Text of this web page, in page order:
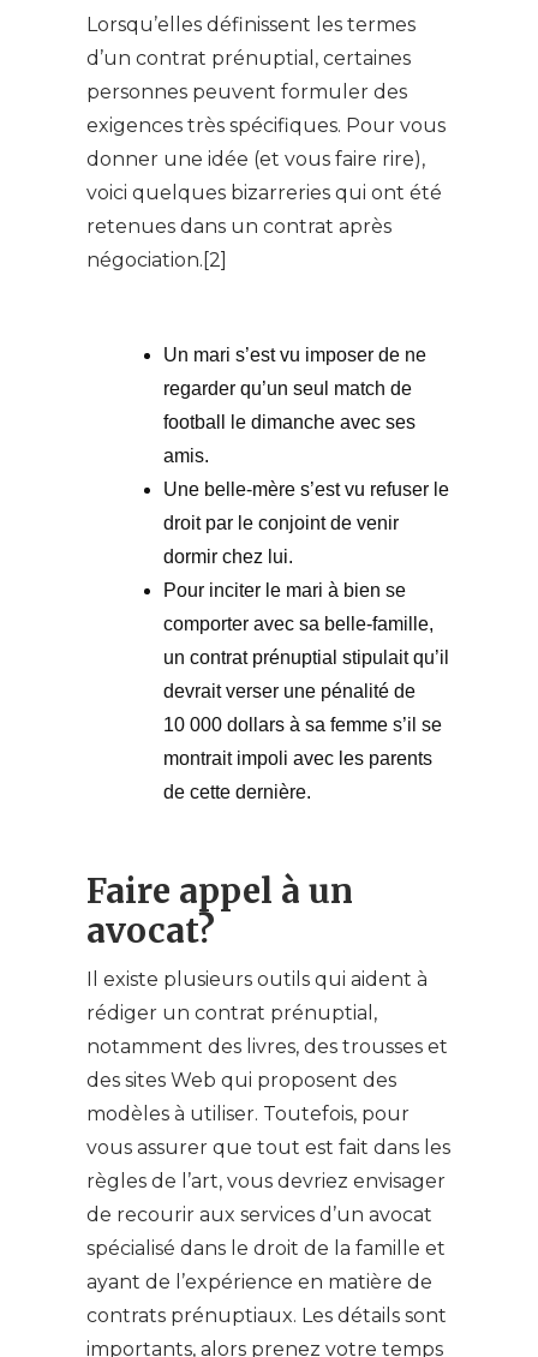
Lorsqu’elles définissent les termes
d’un contrat prénuptial, certaines
personnes peuvent formuler des
exigences très spécifiques. Pour vous
donner une idée (et vous faire rire),
voici quelques bizarreries qui ont été
retenues dans un contrat après
négociation.[2]
Un mari s’est vu imposer de ne
regarder qu’un seul match de
football le dimanche avec ses
amis.
Une belle-mère s’est vu refuser le
droit par le conjoint de venir
dormir chez lui.
Pour inciter le mari à bien se
comporter avec sa belle-famille,
un contrat prénuptial stipulait qu’il
devrait verser une pénalité de
10 000 dollars à sa femme s’il se
montrait impoli avec les parents
de cette dernière.
Faire appel à un
avocat?
Il existe plusieurs outils qui aident à
rédiger un contrat prénuptial,
notamment des livres, des trousses et
des sites Web qui proposent des
modèles à utiliser. Toutefois, pour
vous assurer que tout est fait dans les
règles de l’art, vous devriez envisager
de recourir aux services d’un avocat
spécialisé dans le droit de la famille et
ayant de l’expérience en matière de
contrats prénuptiaux. Les détails sont
importants, alors prenez votre temps